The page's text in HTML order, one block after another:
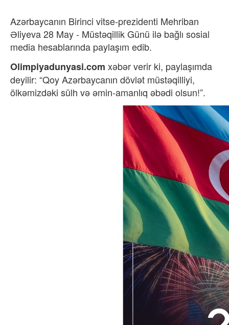
Azərbaycanın Birinci vitse-prezidenti Mehriban
Əliyeva 28 May - Müstəqillik Günü ilə bağlı sosial
media hesablarında paylaşım edib.
Olimpiyadunyasi.com xəbər verir ki, paylaşımda
deyilir: “Qoy Azərbaycanın dövlət müstəqilliyi,
ölkəmizdəki sülh və əmin-amanlıq əbədi olsun!”.